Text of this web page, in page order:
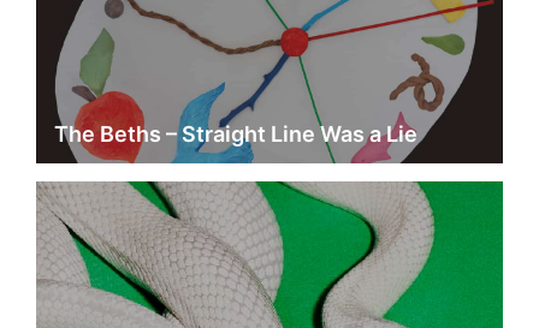
The Beths – Straight Line Was a Lie